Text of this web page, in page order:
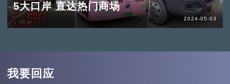
5大口岸 直达热门商场
2024-05-03
我要回应